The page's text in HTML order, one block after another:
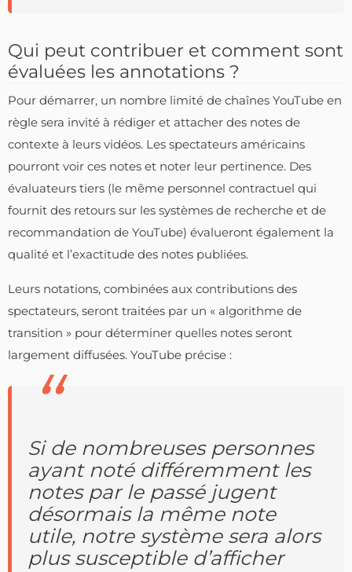
Qui peut contribuer et comment sont
évaluées les annotations ?
Pour démarrer, un nombre limité de chaînes YouTube en
règle sera invité à rédiger et attacher des notes de
contexte à leurs vidéos. Les spectateurs américains
pourront voir ces notes et noter leur pertinence. Des
évaluateurs tiers (le même personnel contractuel qui
fournit des retours sur les systèmes de recherche et de
recommandation de YouTube) évalueront également la
qualité et l’exactitude des notes publiées.
Leurs notations, combinées aux contributions des
spectateurs, seront traitées par un « algorithme de
transition » pour déterminer quelles notes seront
largement diffusées. YouTube précise :
Si de nombreuses personnes
ayant noté différemment les
notes par le passé jugent
désormais la même note
utile, notre système sera alors
plus susceptible d’afficher